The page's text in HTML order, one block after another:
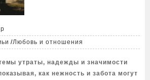
/Любовь и отношения
темы утраты, надежды и значимости
как нежность и забота могут